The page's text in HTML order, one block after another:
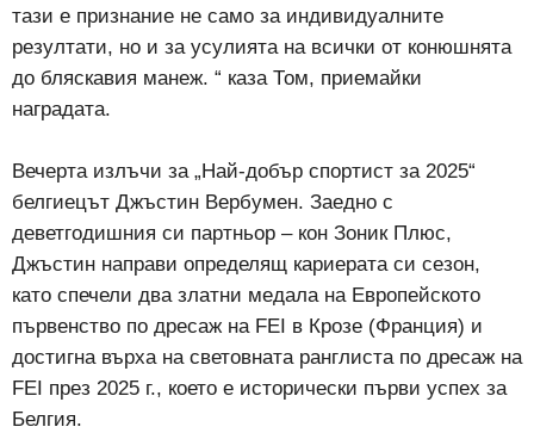
тази е признание не само за индивидуалните
резултати, но и за усулията на всички от конюшнята
до бляскавия манеж. “ каза Том, приемайки
наградата.
Вечерта излъчи за „Най-добър спортист за 2025“
белгиецът Джъстин Вербумен. Заедно с
деветгодишния си партньор – кон Зоник Плюс,
Джъстин направи определящ кариерата си сезон,
като спечели два златни медала на Европейското
първенство по дресаж на FEI в Крозе (Франция) и
достигна върха на световната ранглиста по дресаж на
FEI през 2025 г., което е исторически първи успех за
Белгия.